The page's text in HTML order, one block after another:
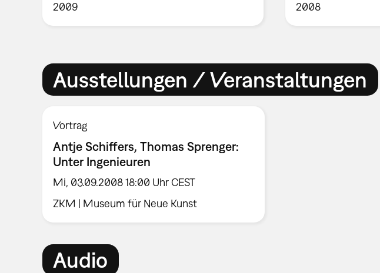
2009
2008
Ausstellungen / Veranstaltungen
Vortrag
Antje Schiffers, Thomas Sprenger:
Unter Ingenieuren
Mi, 03.09.2008 18:00 Uhr CEST
ZKM | Museum für Neue Kunst
Audio